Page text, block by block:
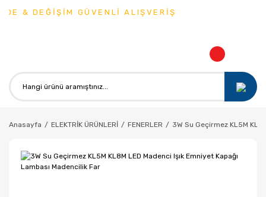
GÜVENLİ ALIŞVERİŞ
Anasayfa ELEKTRİK ÜRÜNLERİ FENERLER 3W Su Geçirmez KL5M